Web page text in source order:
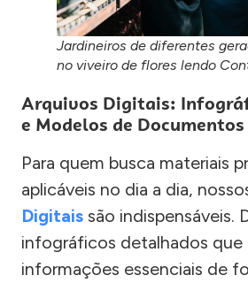
Jardineiros de diferentes
no viveiro de flores lendo
Arquivos Digitais:
e Modelos de Documentos
Para quem busca materiais
aplicáveis no dia a dia,
Digitais são indispensáveis.
infográficos detalhados que
informações essenciais de